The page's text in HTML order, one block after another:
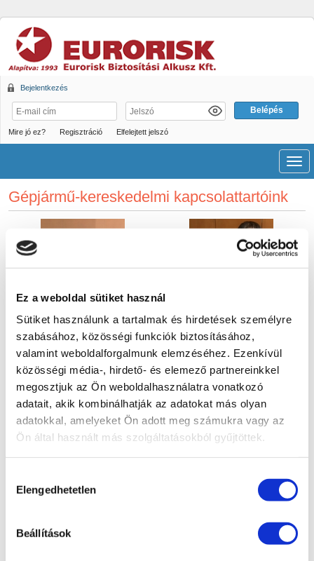
Ez a weboldal sütiket használ
Sütiket használunk a tartalmak és hirdetések személyre
szabásához, közösségi funkciók biztosításához,
valamint weboldalforgalmunk elemzéséhez. Ezenkívül
közösségi média-, hirdető- és elemező partnereinkkel
megosztjuk az Ön weboldalhasználatra vonatkozó
adatait, akik kombinálhatják az adatokat más olyan
adatokkal, amelyeket Ön adott meg számukra vagy az
Ön által használt más szolgáltatásokból gyűjtöttek.
kiválasztása
Elengedhetetlen
Beállítások
Bejelentkezés
Mire jó ez? Regisztráció Elfelejtett jelszó
Gépjármű-kereskedelmi kapcsolattartóink
Medey István
Győr-Moson-Sopron, Vas,
Veszprém és Komárom-
Esztergom megye.
Mobil: (06-30) 3849692
E-mail:
istvan.medey@eurorisk.hu
Lukács György
Budapest, Pest megye északi
része, Nógrád megye
E-mail:
gyorgy.lukacs@eurorisk.hu